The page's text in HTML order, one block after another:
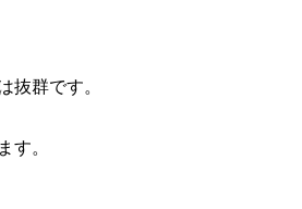
抜群です。
す。